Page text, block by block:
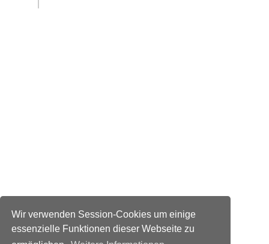
Wir verwenden Session-Cookies um einige
essenzielle Funktionen dieser Webseite zu